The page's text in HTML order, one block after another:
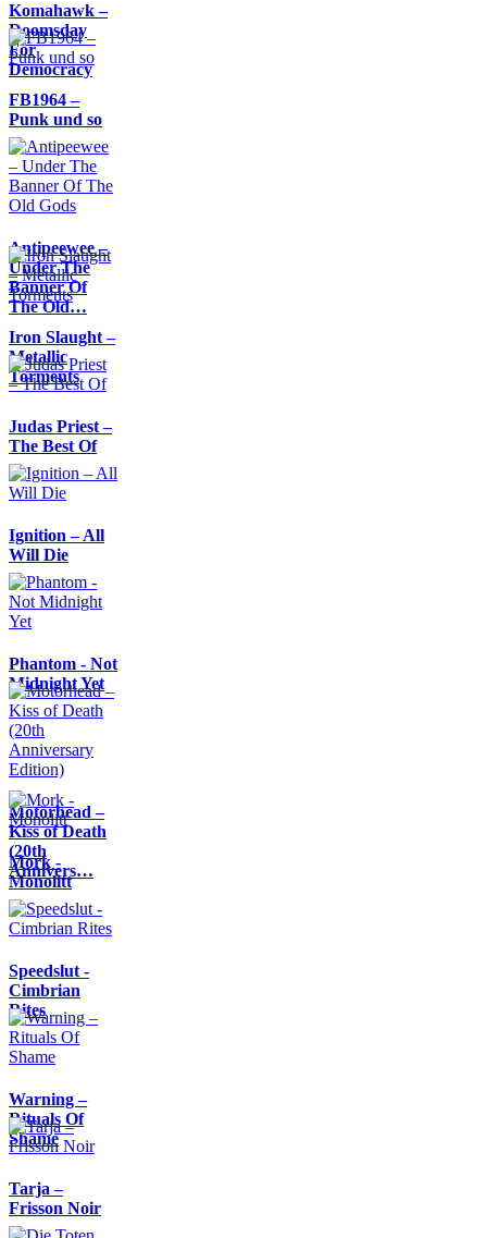
Komahawk –
Doomsday
For
Democracy
FB1964 –
Punk und so
Antipeewee –
Under The
Banner Of
The Old…
Iron Slaught –
Metallic
Torments
Judas Priest –
The Best Of
Ignition – All
Will Die
Phantom - Not
Midnight Yet
Motörhead –
Kiss of Death
(20th
Annivers…
Mork -
Monolitt
Speedslut -
Cimbrian
Rites
Warning –
Rituals Of
Shame
Tarja –
Frisson Noir